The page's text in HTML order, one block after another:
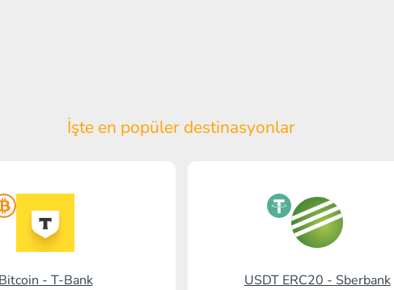
İşte en popüler destinasyonlar
Bitcoin - T-Bank USDT ERC20 - Sberbank